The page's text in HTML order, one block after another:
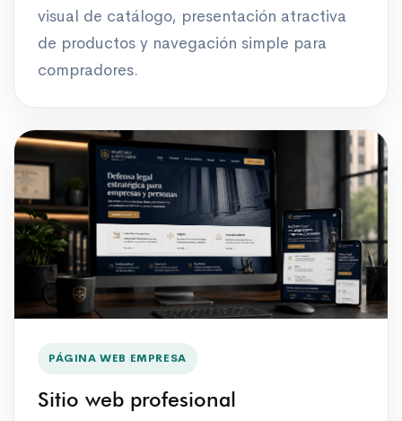
visual de catálogo, presentación atractiva
de productos y navegación simple para
compradores.
PÁGINA WEB EMPRESA
Sitio web profesional